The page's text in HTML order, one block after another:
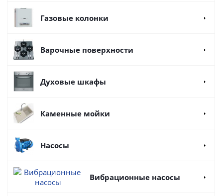
Газовые колонки
Варочные поверхности
Духовые шкафы
Каменные мойки
Насосы
Вибрационные насосы